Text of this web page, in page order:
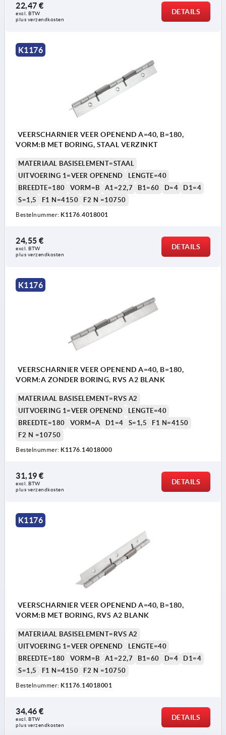
22,47 €
excl. BTW
plus verzendkosten
DETAILS
K1176
VEERSCHARNIER VEER OPENEND A=40, B=180,
VORM:B MET BORING, STAAL VERZINKT
MATERIAAL BASISELEMENT=STAAL
UITVOERING 1=VEER OPENEND
LENGTE=40
BREEDTE=180
VORM=B A1=22,7 B1=60 D=4
D1=4
S=1,5
F1 N=4150 F2 N =10750
Bestelnummer: K1176.4018001
24,55 €
excl. BTW
plus verzendkosten
DETAILS
K1176
VEERSCHARNIER VEER OPENEND A=40, B=180,
VORM:A ZONDER BORING, RVS A2 BLANK
MATERIAAL BASISELEMENT=RVS A2
UITVOERING 1=VEER OPENEND
LENGTE=40
BREEDTE=180
VORM=A D1=4 S=1,5
F1 N=4150
F2 N =10750
Bestelnummer: K1176.14018000
31,19 €
excl. BTW
plus verzendkosten
DETAILS
K1176
VEERSCHARNIER VEER OPENEND A=40, B=180,
VORM:B MET BORING, RVS A2 BLANK
MATERIAAL BASISELEMENT=RVS A2
UITVOERING 1=VEER OPENEND
LENGTE=40
BREEDTE=180
VORM=B A1=22,7 B1=60 D=4
D1=4
S=1,5
F1 N=4150 F2 N =10750
Bestelnummer: K1176.14018001
34,46 €
excl. BTW
plus verzendkosten
DETAILS